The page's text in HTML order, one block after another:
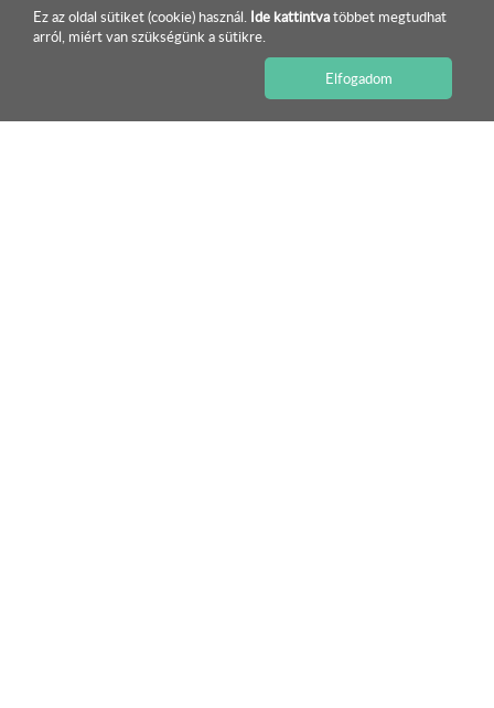
Ez az oldal sütiket (cookie) használ. Ide kattintvatöbbet megtudhat
arról, miért van szükségünk a sütikre.
Elfogadom
+36 30 648 4862